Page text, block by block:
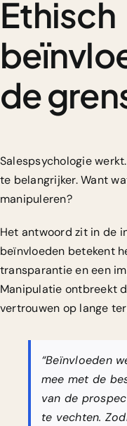
Ethisch
de
Salespsychologie
te belangrijker. Want
manipuleren?
Het antwoord zit in de
beïnvloeden betekent
transparantie en een
Manipulatie ontbreekt
vertrouwen op lange
“Beïnvloeden
mee met de
van de
te vechten.